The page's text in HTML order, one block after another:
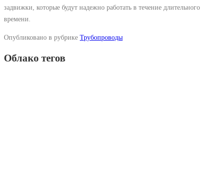
задвижки, которые будут надежно работать в течение длительного
времени.
Опубликовано в рубрике Трубопроводы
Облако тегов